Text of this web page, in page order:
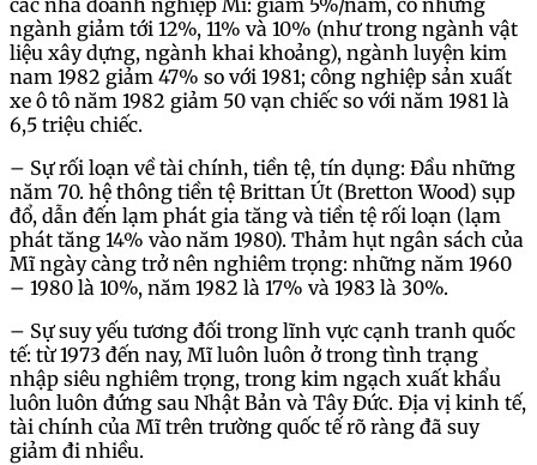
các nhà doanh nghiệp Mi: giảm 5%/năm, có những
ngành giảm tới 12%, 11% và 10% (như trong ngành vật
liệu xây dựng, ngành khai khoảng), ngành luyện kim
nam 1982 giảm 47% so với 1981; công nghiệp sản xuất
xe ô tô năm 1982 giảm 50 vạn chiếc so với năm 1981 là
6,5 triệu chiếc.
– Sự rối loạn về tài chính, tiền tệ, tín dụng: Đầu những
năm 70. hệ thông tiền tệ Brittan Út (Bretton Wood) sụp
đổ, dẫn đến lạm phát gia tăng và tiền tệ rối loạn (lạm
phát tăng 14% vào năm 1980). Thảm hụt ngân sách của
Mĩ ngày càng trở nên nghiêm trọng: những năm 1960
– 1980 là 10%, năm 1982 là 17% và 1983 là 30%.
– Sự suy yếu tương đối trong lĩnh vực cạnh tranh quốc
tế: từ 1973 đến nay, Mĩ luôn luôn ở trong tình trạng
nhập siêu nghiêm trọng, trong kim ngạch xuất khẩu
luôn luôn đứng sau Nhật Bản và Tây Đức. Địa vị kinh tế,
tài chính của Mĩ trên trường quốc tế rõ ràng đã suy
giảm đi nhiều.